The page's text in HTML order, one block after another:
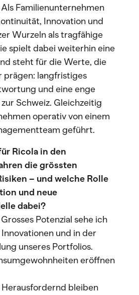
Als Familienunternehmen
Innovation und
Wurzeln als tragfähige
spielt dabei weiterhin eine
steht für die Werte, die
prägen: langfristiges
und eine enge
Schweiz. Gleichzeitig
operativ von einem
geführt.
Ricola in den
die grössten
– und welche Rolle
und neue
dabei?
Grosses Potenzial sehe ich
und in der
unseres Portfolios.
eröffnen
bleiben